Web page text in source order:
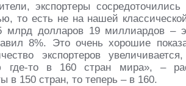
экспортеры
то есть не на нашей
млрд долларов 19 миллиардов –
8%. Это очень хорошие
экспортеров
где-то в 160 стран мира», –
в 150 стран, то теперь – в 160.